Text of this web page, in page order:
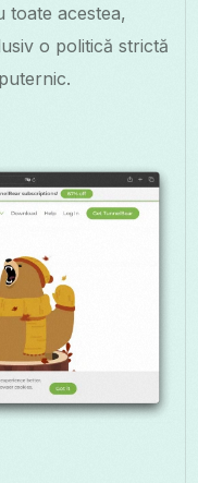
toate acestea,
o politică strictă